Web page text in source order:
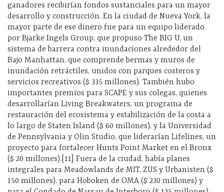
ganadores recibirían fondos sustanciales para un mayor
desarrollo y construcción. En la ciudad de Nueva York, la
mayor parte de ese dinero fue para un equipo liderado
por Bjarke Ingels Group, que propuso The BIG U, un
sistema de barrera contra inundaciones alrededor del
Bajo Manhattan, que comprende bermas y muros de
inundación retráctiles, unidos con parques costeros y
servicios recreativos ($ 335 millones). También hubo
importantes premios para SCAPE y sus colegas, quienes
desarrollarían Living Breakwaters, un programa de
restauración del ecosistema y estabilización de la costa a
lo largo de Staten Island ($ 60 millones), y la Universidad
de Pennsylvania y Olin Studio, que liderarían Lifelines, un
proyecto para fortalecer Hunts Point Market en el Bronx
($ 20 millones).[11] Fuera de la ciudad, había planes
integrales para Meadowlands de MIT, ZUS y Urbanisten ($
150 millones), para Hoboken de OMA ($ 230 millones) y